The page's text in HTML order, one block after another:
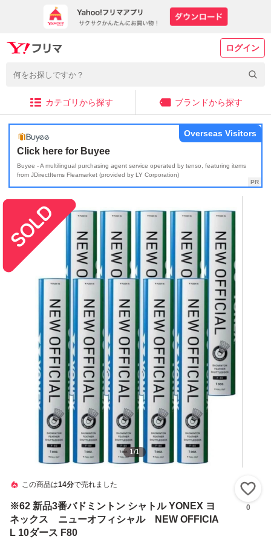
ログイン
カテゴリから探す ブランドから探す
Click here for Buyee
Buyee - A multilingual purchasing agent service operated by tenso, featuring items
from JDirectItems Fleamarket (provided by LY Corporation)
Overseas Visitors
1/1
この商品は14分で売れました
※62 新品3番バドミントン シャトル YONEX ヨ
ネックス ニューオフィシャル NEW OFFICIA
L 10ダース F80
0